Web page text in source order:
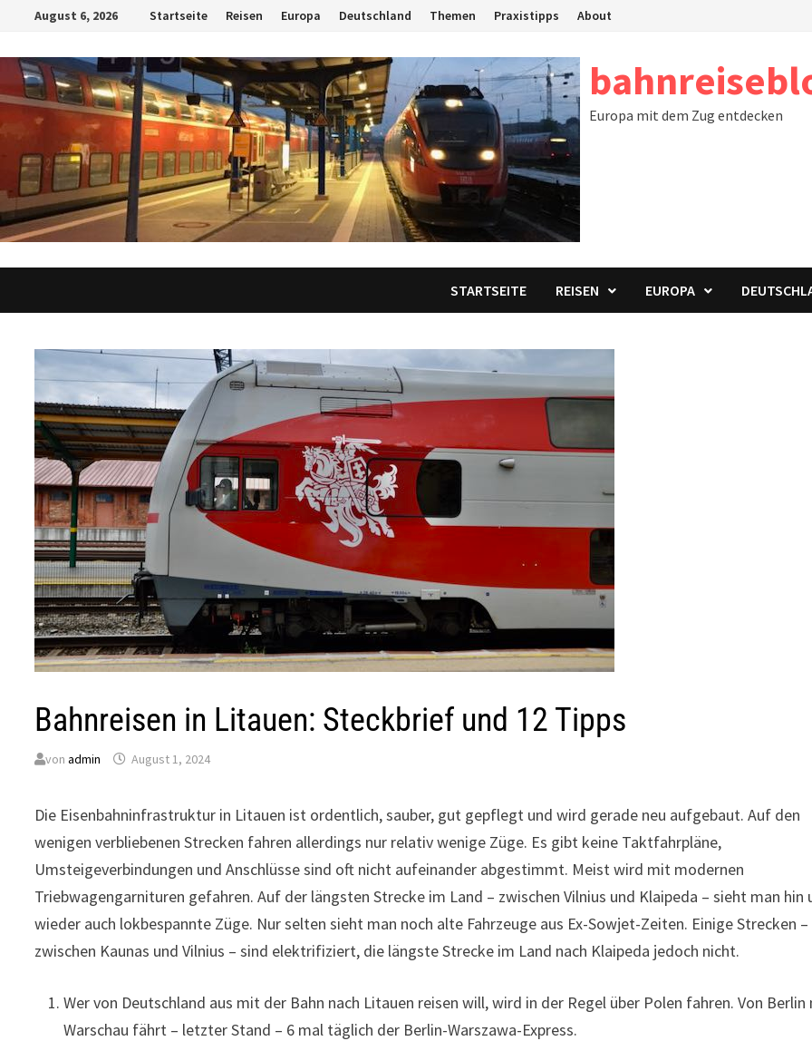
springen
August 6, 2026 Startseite Reisen Europa Deutschland Themen Praxistipps About
Europa mit dem Zug entdecken
STARTSEITE REISEN EUROPA
Bahnreisen in Litauen: Steckbrief und 12 Tipps
vonadmin August 1, 2024
Die Eisenbahninfrastruktur in Litauen ist ordentlich, sauber, gut gepflegt und wird gerade neu aufgebaut. Auf den
wenigen verbliebenen Strecken fahren allerdings nur relativ wenige Züge. Es gibt keine Taktfahrpläne,
Umsteigeverbindungen und Anschlüsse sind oft nicht aufeinander abgestimmt. Meist wird mit modernen
Triebwagengarnituren gefahren. Auf der längsten Strecke im Land – zwischen Vilnius und Klaipeda – sieht man hin
wieder auch lokbespannte Züge. Nur selten sieht man noch alte Fahrzeuge aus Ex-Sowjet-Zeiten. Einige Strecken –
zwischen Kaunas und Vilnius – sind elektrifiziert, die längste Strecke im Land nach Klaipeda jedoch nicht.
Wer von Deutschland aus mit der Bahn nach Litauen reisen will, wird in der Regel über Polen fahren. Von Berlin
Warschau fährt – letzter Stand – 6 mal täglich der Berlin-Warszawa-Express.